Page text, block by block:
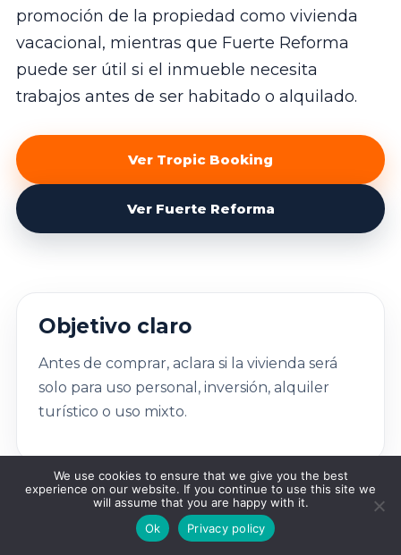
promoción de la propiedad como vivienda
vacacional, mientras que Fuerte Reforma
puede ser útil si el inmueble necesita
trabajos antes de ser habitado o alquilado.
Ver Tropic Booking
Ver Fuerte Reforma
Objetivo claro
Antes de comprar, aclara si la vivienda será
solo para uso personal, inversión, alquiler
turístico o uso mixto.
We use cookies to ensure that we give you the best
experience on our website. If you continue to use this site we
will assume that you are happy with it.
Ok
Privacy policy